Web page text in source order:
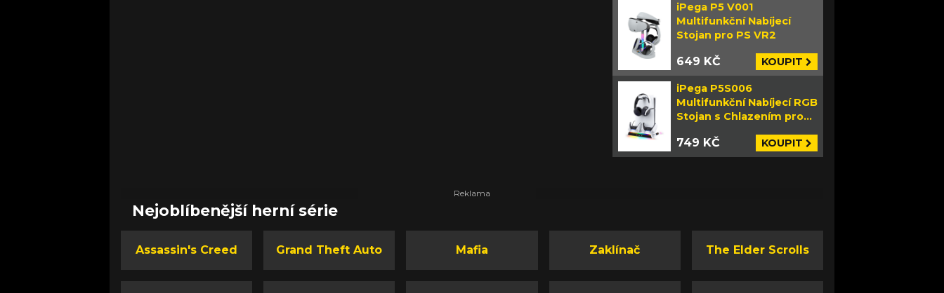
iPega P5 V001
Multifunkční Nabíjecí
Stojan pro PS VR2
649 KČ KOUPIT
iPega P5S006
Multifunkční Nabíjecí RGB
Stojan s Chlazením pro
749 KČ KOUPIT
Nejoblíbenější herní série
Assassin's Creed Grand Theft Auto Mafia Zaklínač The Elder Scrolls